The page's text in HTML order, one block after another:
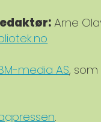
Arne
media AS,
.